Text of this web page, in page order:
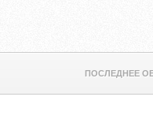
ПОСЛЕДНЕЕ